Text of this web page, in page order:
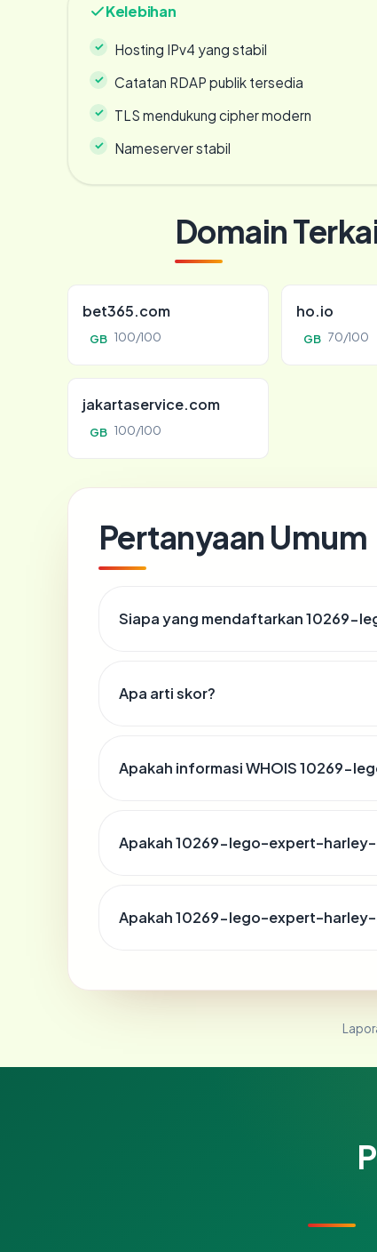
Kelebihan
Hosting IPv4 yang stabil
Catatan RDAP publik tersedia
TLS mendukung cipher modern
Nameserver stabil
Domain
bet365.com
GB 100/100
ho.io
GB 70/100
jakartaservice.com
GB 100/100
Pertanyaan Umum
Siapa yang mendaftarkan
Apa arti skor?
Apakah informasi WHOIS 10269-
Apakah 10269-lego-expert-
Apakah 10269-lego-expert-